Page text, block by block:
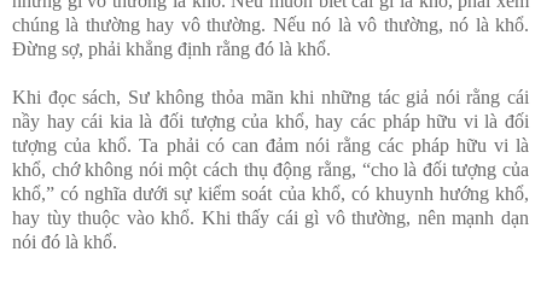
chúng là thường hay vô thường. Nếu nó là vô thường, nó là khổ.
Đừng sợ, phải khẳng định rằng đó là khổ.
Khi đọc sách, Sư không thỏa mãn khi những tác giả nói rằng cái
nầy hay cái kia là đối tượng của khổ, hay các pháp hữu vi là đối
tượng của khổ. Ta phải có can đảm nói rằng các pháp hữu vi là
khổ, chớ không nói một cách thụ động rằng, “cho là đối tượng của
khổ,” có nghĩa dưới sự kiểm soát của khổ, có khuynh hướng khổ,
hay tùy thuộc vào khổ. Khi thấy cái gì vô thường, nên mạnh dạn
nói đó là khổ.